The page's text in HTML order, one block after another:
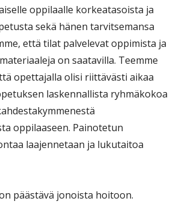
oppilaalle korkeatasoista ja
sekä hänen tarvitsemansa
että tilat palvelevat oppimista ja
on saatavilla. Teemme
opettajalla olisi riittävästi aikaa
laskennallista ryhmäkokoa
oppilaaseen. Painotetun
laajennetaan ja lukutaitoa
päästävä jonoista hoitoon.